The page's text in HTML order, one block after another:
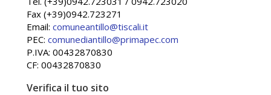
Fax (+39)0942.723271
Email: comuneantillo@tiscali.it
PEC: comunediantillo@primapec.com
P.IVA: 00432870830
CF: 00432870830
Verifica il tuo sito